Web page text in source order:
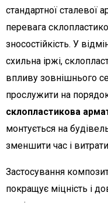
стандартної сталевої
перевага
зносостійкість. У
схильна іржі,
впливу зовнішнього
прослужити на
склопластикова
монтується на
зменшити час і
Застосування
покращує міцність і